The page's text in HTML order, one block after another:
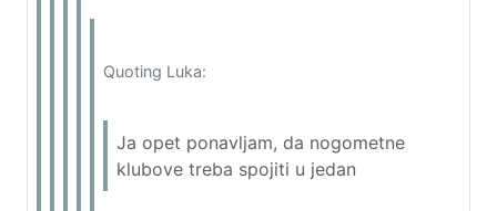
Quoting Luka:
Ja opet ponavljam, da nogometne
klubove treba spojiti u jedan